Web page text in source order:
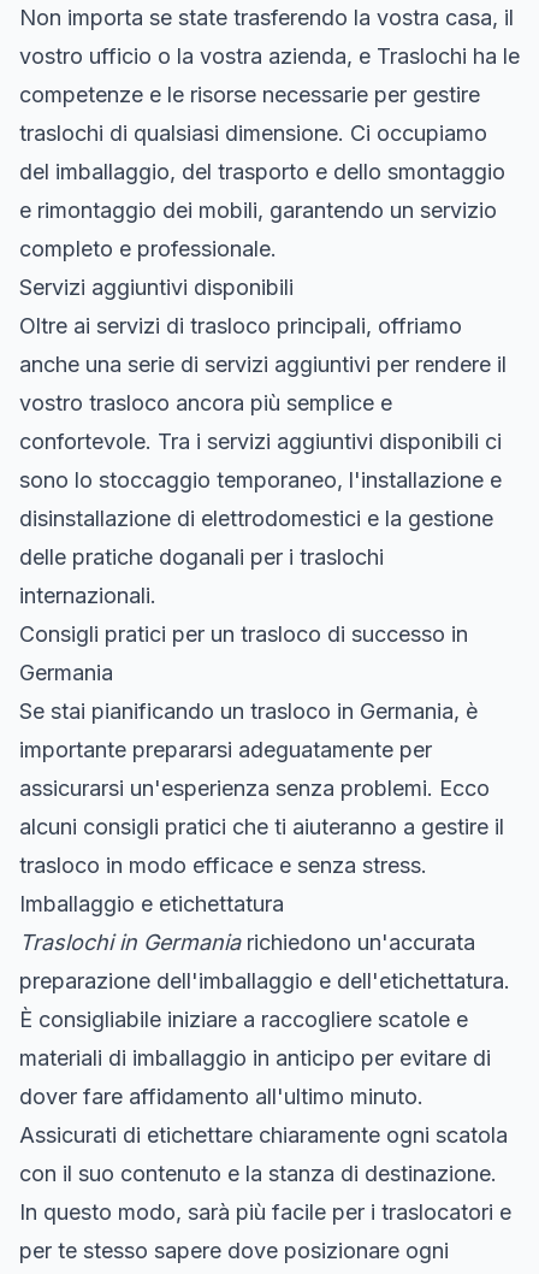
Non importa se state trasferendo la vostra casa, il
vostro ufficio o la vostra azienda, e Traslochi ha le
competenze e le risorse necessarie per gestire
traslochi di qualsiasi dimensione. Ci occupiamo
del imballaggio, del trasporto e dello smontaggio
e rimontaggio dei mobili, garantendo un servizio
completo e professionale.
Servizi aggiuntivi disponibili
Oltre ai servizi di trasloco principali, offriamo
anche una serie di servizi aggiuntivi per rendere il
vostro trasloco ancora più semplice e
confortevole. Tra i servizi aggiuntivi disponibili ci
sono lo stoccaggio temporaneo, l'installazione e
disinstallazione di elettrodomestici e la gestione
delle pratiche doganali per i traslochi
internazionali.
Consigli pratici per un trasloco di successo in
Germania
Se stai pianificando un trasloco in Germania, è
importante prepararsi adeguatamente per
assicurarsi un'esperienza senza problemi. Ecco
alcuni consigli pratici che ti aiuteranno a gestire il
trasloco in modo efficace e senza stress.
Imballaggio e etichettatura
Traslochi in Germaniarichiedono un'accurata
preparazione dell'imballaggio e dell'etichettatura.
È consigliabile iniziare a raccogliere scatole e
materiali di imballaggio in anticipo per evitare di
dover fare affidamento all'ultimo minuto.
Assicurati di etichettare chiaramente ogni scatola
con il suo contenuto e la stanza di destinazione.
In questo modo, sarà più facile per i traslocatori e
per te stesso sapere dove posizionare ogni